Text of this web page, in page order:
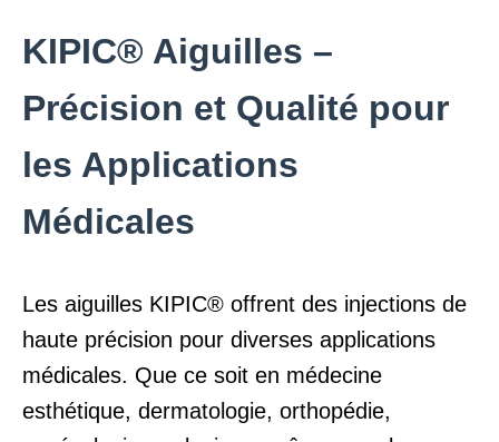
KIPIC® Aiguilles –
Précision et Qualité pour
les Applications
Médicales
Les aiguilles KIPIC® offrent des injections de
haute précision pour diverses applications
médicales. Que ce soit en médecine
esthétique, dermatologie, orthopédie,